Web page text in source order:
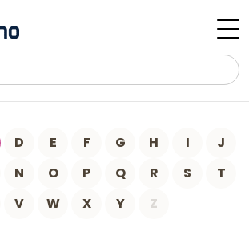
D E F G H I
J
N O P Q R S
T
V W X Y Z